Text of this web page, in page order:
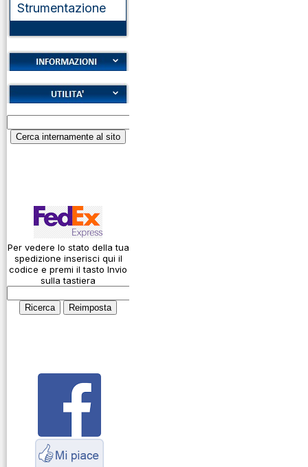
Strumentazione
Cookies
Diritto di recesso
Garanzie
Alfabeto Fonetico
ICAO
Codice Q
Come si usa un
cavo
Connessioni
microfoniche
Cosa è l' ADS-B
antenne e cavi
Servizio
Radioelettrico
Per vedere lo stato della tua
spedizione inserisci qui il
codice e premi il tasto Invio
sulla tastiera